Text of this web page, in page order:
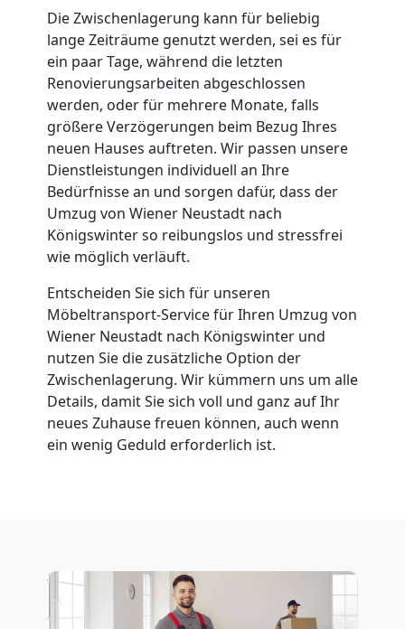
Die Zwischenlagerung kann für beliebig
lange Zeiträume genutzt werden, sei es für
ein paar Tage, während die letzten
Renovierungsarbeiten abgeschlossen
werden, oder für mehrere Monate, falls
größere Verzögerungen beim Bezug Ihres
neuen Hauses auftreten. Wir passen unsere
Dienstleistungen individuell an Ihre
Bedürfnisse an und sorgen dafür, dass der
Umzug von Wiener Neustadt nach
Königswinter so reibungslos und stressfrei
wie möglich verläuft.
Entscheiden Sie sich für unseren
Möbeltransport-Service für Ihren Umzug von
Wiener Neustadt nach Königswinter und
nutzen Sie die zusätzliche Option der
Zwischenlagerung. Wir kümmern uns um alle
Details, damit Sie sich voll und ganz auf Ihr
neues Zuhause freuen können, auch wenn
ein wenig Geduld erforderlich ist.
Wiener
Neustadt
Vereinsumzug
Wiener
Neustadt
Anfrage
Möbeltransport
National
Beiladung